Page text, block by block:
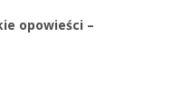
opowieści –